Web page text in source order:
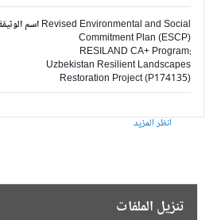
اسم الوثيقةRevised Environmental and Social
Commitment Plan (ESCP)
RESILAND CA+ Program:
Uzbekistan Resilient Landscapes
Restoration Project (P174135)
انظر المزيد
تنزيل الملفات